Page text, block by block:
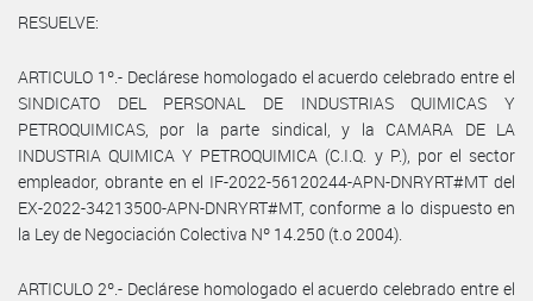
RESUELVE:
ARTICULO 1º.- Declárese homologado el acuerdo celebrado entre el
SINDICATO DEL PERSONAL DE INDUSTRIAS QUIMICAS Y
PETROQUIMICAS, por la parte sindical, y la CAMARA DE LA
INDUSTRIA QUIMICA Y PETROQUIMICA (C.I.Q. y P.), por el sector
empleador, obrante en el IF-2022-56120244-APN-DNRYRT#MT del
EX-2022-34213500-APN-DNRYRT#MT, conforme a lo dispuesto en
la Ley de Negociación Colectiva Nº 14.250 (t.o 2004).
ARTICULO 2º.- Declárese homologado el acuerdo celebrado entre el